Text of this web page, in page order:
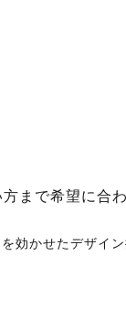
まで希望に合
効かせたデザイ